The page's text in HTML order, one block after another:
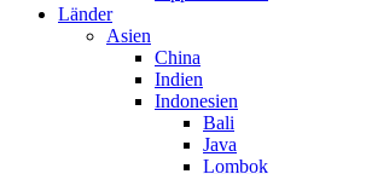
Länder
Asien
China
Indien
Indonesien
Bali
Java
Lombok